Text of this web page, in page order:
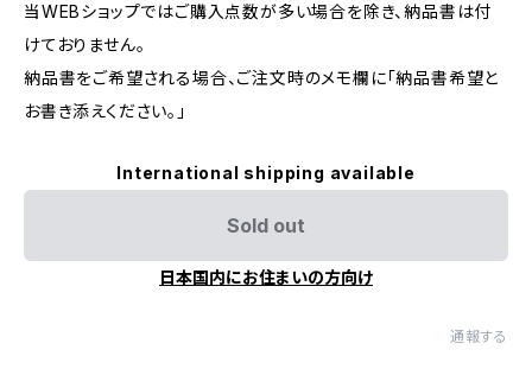
当WEBショップではご購入点数が多い場合を除き、納品書は付
けておりません。
納品書をご希望される場合、ご注文時のメモ欄に｢納品書希望と
お書き添えください。」
International shipping available
Sold out
日本国内にお住まいの方向け
通報する